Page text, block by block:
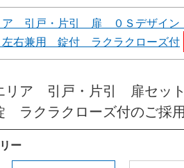
ア 引戸・片引 扉 ０Ｓデザイ
右兼用 錠付 ラクラクローズ付
リア 引戸・片引 扉セ
クラクローズ付のご採
ー